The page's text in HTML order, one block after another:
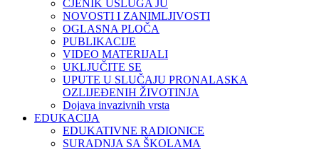
CJENIK USLUGA JU
NOVOSTI I ZANIMLJIVOSTI
OGLASNA PLOČA
PUBLIKACIJE
VIDEO MATERIJALI
UKLJUČITE SE
UPUTE U SLUČAJU PRONALASKA
OZLIJEĐENIH ŽIVOTINJA
Dojava invazivnih vrsta
EDUKACIJA
EDUKATIVNE RADIONICE
SURADNJA SA ŠKOLAMA